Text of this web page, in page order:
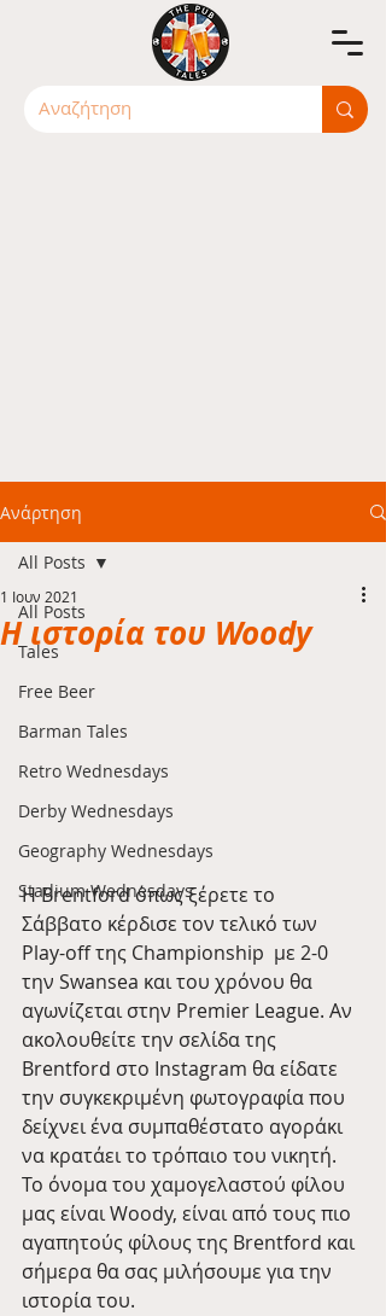
Ανάρτηση
All Posts
Tales
Free Beer
Barman Tales
Retro Wednesdays
Derby Wednesdays
Geography Wednesdays
Stadium Wednesdays
All Posts
H ιστορία του Woody
1 Ιουν 2021
Η Brentford όπως ξέρετε το
Σάββατο κέρδισε τον τελικό των
Play-off της Championship  με 2-0
την Swansea και του χρόνου θα
αγωνίζεται στην Premier League. Αν
ακολουθείτε την σελίδα της
Brentford στο Instagram θα είδατε
την συγκεκριμένη φωτογραφία που
δείχνει ένα συμπαθέστατο αγοράκι
να κρατάει το τρόπαιο του νικητή.
Το όνομα του χαμογελαστού φίλου
μας είναι Woody, είναι από τους πιο
αγαπητούς φίλους της Brentford και
σήμερα θα σας μιλήσουμε για την
ιστορία του.